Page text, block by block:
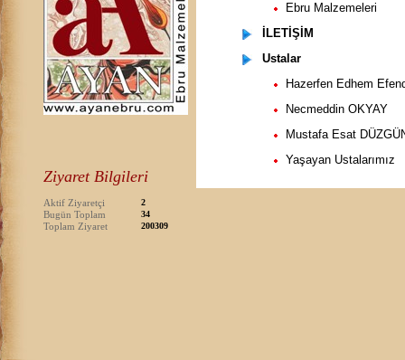
Ziyaret Bilgileri
Aktif Ziyaretçi 2
Bugün Toplam 34
Toplam Ziyaret 200309
Ebru Malzemeleri
İLETİŞİM
Ustalar
Hazerfen Edhem
Necmeddin OKYAY
Mustafa Esat
Yaşayan Ustalarımız